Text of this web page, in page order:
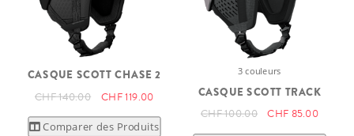
CASQUE SCOTT CHASE 2
CHF 140.00 CHF 119.00
Comparer des Produits
3 couleurs
CASQUE SCOTT TRACK
CHF 100.00 CHF 85.00